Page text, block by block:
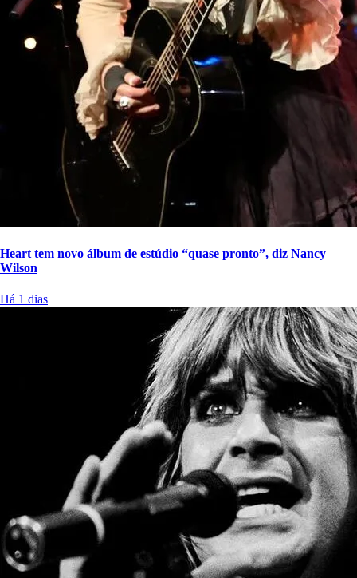
Heart tem novo álbum de estúdio “quase pronto”, diz Nancy
Wilson
Há 1 dias